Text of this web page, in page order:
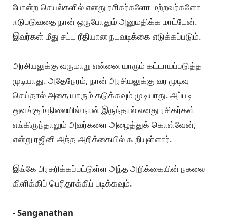
போன்ற செயல்களில் எனது ரசிகர்களோ மற்றவர்களோ
ஈடுபடுவதை நான் ஒருபோதும் அனுமதிக்க மாட்டேன்.
இவர்கள் மீது சட்ட ரீதியான நடவடிக்கை எடுக்கப்படும்.
அரசியலுக்கு வருமாறு என்னை யாரும் கட்டாயப்படுத்த
முடியாது. அதேநேரம், நான் அரசியலுக்கு வர முடிவு
செய்தால் அதை யாரும் தடுக்கவும் முடியாது. அப்படி
துவங்கும் நிலையில் நான் இருந்தால் எனது ரசிகர்கள்
எங்கிருந்தாலும் அவர்களை அழைத்துக் கொள்வேன்,
என்று ரஜினி அந்த அறிக்கையில் கூறியுள்ளார்.
இங்கே பிரசுரிக்கப்பட்டுள்ள அந்த அறிக்கையின் நகலை
கிளிக்கிப் பெரிதாக்கிப் படிக்கவும்.
-Sanganathan